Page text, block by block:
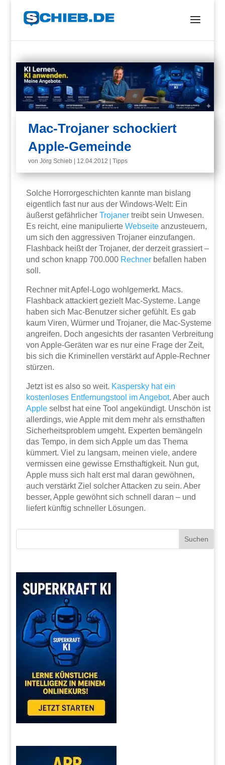
Mac-Trojaner schockiert
Apple-Gemeinde
vonJörg Schieb 12.04.2012 |Tipps
Solche Horrorgeschichten kannte man bislang
eigentlich fast nur aus der Windows-Welt: Ein
äußerst gefährlicherTrojaner treibt sein Unwesen.
Es reicht, eine manipulierteWebseite anzusteuern,
um sich den aggressiven Trojaner einzufangen.
Flashback heißt der Trojaner, der derzeit grassiert –
und schon knapp 700.000 Rechner befallen haben
soll.
Rechner mit Apfel-Logo wohlgemerkt. Macs.
Flashback attackiert gezielt Mac-Systeme. Lange
haben sich Mac-Benutzer sicher gefühlt. Es gab
kaum Viren, Würmer und Trojaner, die Mac-Systeme
angreifen. Doch angesichts der rasanten Verbreitung
von Apple-Geräten war es nur eine Frage der Zeit,
bis sich die Kriminellen verstärkt auf Apple-Rechner
stürzen.
Jetzt ist es also so weit. Kaspersky hat ein
kostenloses Entfernungstool im Angebot. Aber auch
Apple selbst hat eine Tool angekündigt. Unschön ist
allerdings, wie Apple mit dem mehr als ernsthaften
Sicherheitsproblem umgeht. Experten bemängeln
das Tempo, in dem sich Apple um das Thema
kümmert. Viel zu langsam, meinen viele, andere
vermissen eine gewisse Ernsthaftigkeit. Nun gut,
Apple muss sich halt erst mal daran gewöhnen,
auch verstärkt Ziel solcher Attacken zu sein. Aber
besser, Apple gewöhnt sich schnell daran – und
liefert künftig schneller Lösungen.